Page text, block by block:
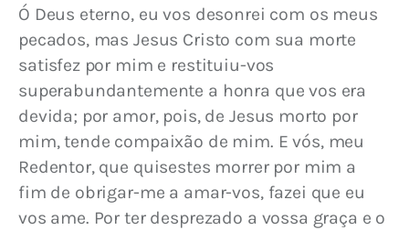
Ó Deus eterno, eu vos desonrei com os meus
pecados, mas Jesus Cristo com sua morte
satisfez por mim e restituiu-vos
superabundantemente a honra que vos era
devida; por amor, pois, de Jesus morto por
mim, tende compaixão de mim. E vós, meu
Redentor, que quisestes morrer por mim a
fim de obrigar-me a amar-vos, fazei que eu
vos ame. Por ter desprezado a vossa graça e o